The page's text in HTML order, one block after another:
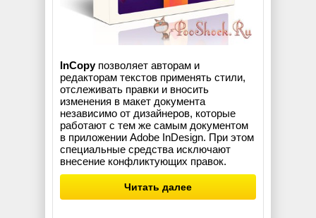
InCopyпозволяет авторам и
редакторам текстов применять стили,
отслеживать правки и вносить
изменения в макет документа
независимо от дизайнеров, которые
работают с тем же самым документом
в приложении Adobe InDesign. При этом
специальные средства исключают
внесение конфликтующих правок.
Читать далее